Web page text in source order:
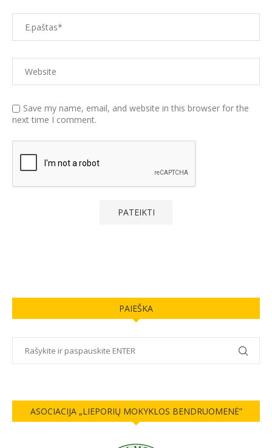
Save my name, email, and website in this browser for the
next time I comment.
PAIEŠKA
ASOCIACIJA „LIEPORIŲ MOKYKLOS BENDRUOMENĖ”